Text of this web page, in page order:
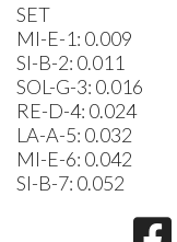
SET
MI-E-1: 0.009
SI-B-2: 0.011
SOL-G-3: 0.016
RE-D-4: 0.024
LA-A-5: 0.032
MI-E-6: 0.042
SI-B-7: 0.052